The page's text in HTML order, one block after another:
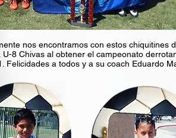
nos encontramos con estos chiquitines
U-8 Chivas al obtener el campeonato
Felicidades a todos y a su coach Eduardo